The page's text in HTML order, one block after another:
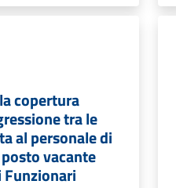
copertura
tra le
al personale di
vacante
Funzionari